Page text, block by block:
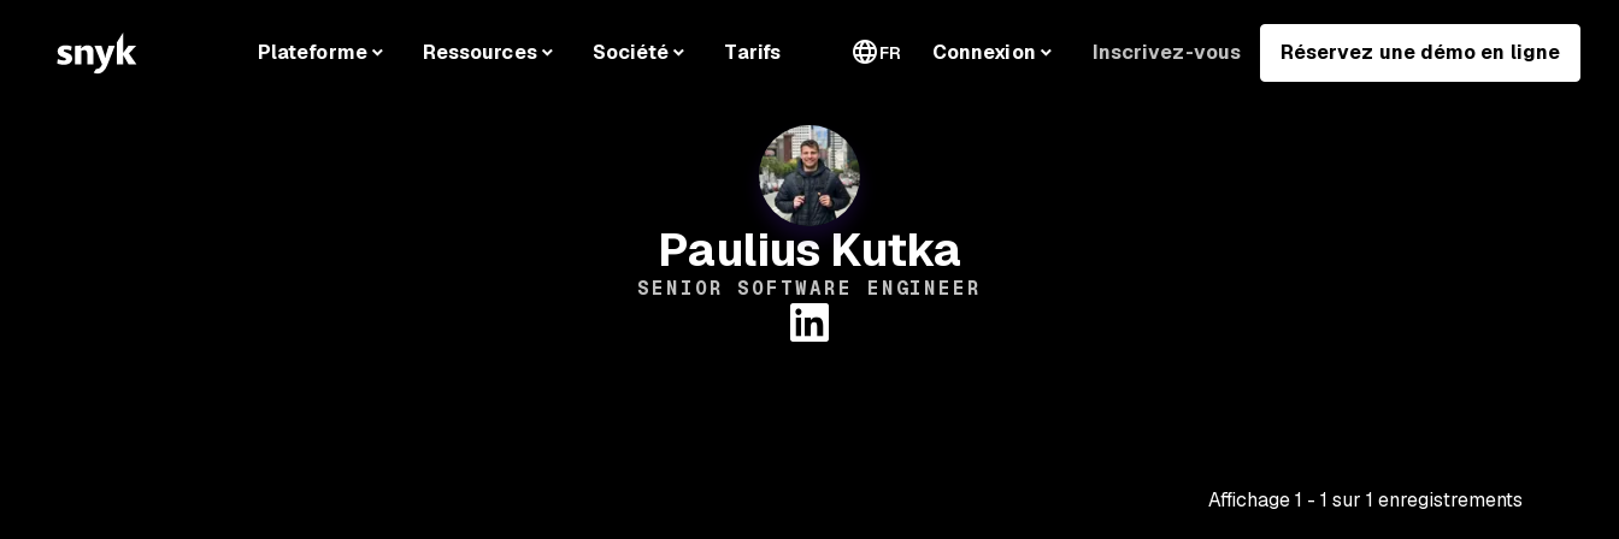
Plateforme Ressources Société Tarifs FR Connexion Inscrivez-vous Réservez une démo en ligne
Paulius Kutka
SENIOR SOFTWARE ENGINEER
Affichage1 - 1 sur 1 enregistrements